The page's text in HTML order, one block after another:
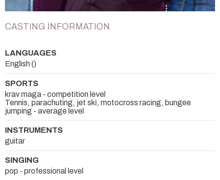
CASTING INFORMATION
LANGUAGES
English ()
SPORTS
krav maga - competition level
Tennis, parachuting, jet ski, motocross racing, bungee
jumping - average level
INSTRUMENTS
guitar
SINGING
pop - professional level